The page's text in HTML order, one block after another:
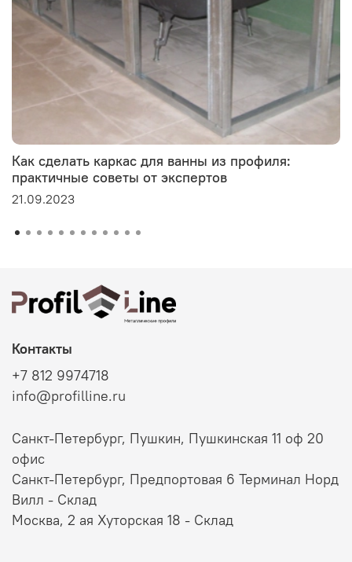
Как сделать каркас для ванны из профиля:
практичные советы от экспертов
21.09.2023
Контакты
+7 812 9974718
info@profilline.ru
Санкт-Петербург, Пушкин, Пушкинская 11 оф 20
офис
Санкт-Петербург, Предпортовая 6 Терминал Норд
Вилл - Склад
Москва, 2 ая Хуторская 18 - Склад